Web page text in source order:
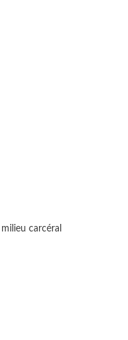
carcéral